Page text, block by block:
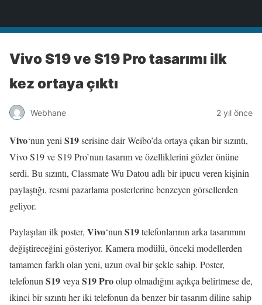
Vivo S19 ve S19 Pro tasarımı ilk
kez ortaya çıktı
Webhane 2 yıl önce
Vivo‘nun yeni S19serisine dair Weibo’da ortaya çıkan bir sızıntı,
Vivo S19 ve S19 Pro’nun tasarım ve özelliklerini gözler önüne
serdi. Bu sızıntı, Classmate Wu Datou adlı bir ipucu veren kişinin
paylaştığı, resmi pazarlama posterlerine benzeyen görsellerden
geliyor.
Paylaşılan ilk poster, Vivo‘nun S19telefonlarının arka tasarımını
değiştireceğini gösteriyor. Kamera modülü, önceki modellerden
tamamen farklı olan yeni, uzun oval bir şekle sahip. Poster,
telefonun S19veya S19 Proolup olmadığını açıkça belirtmese de,
ikinci bir sızıntı her iki telefonun da benzer bir tasarım diline sahip